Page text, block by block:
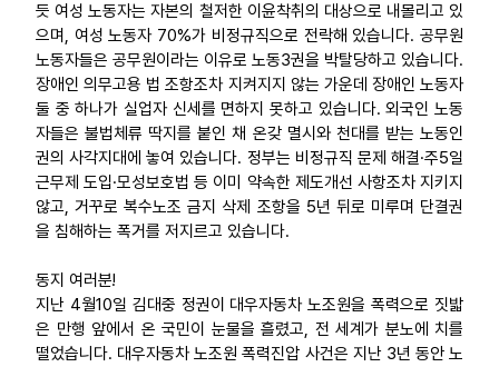
듯 여성 노동자는 자본의 철저한 이윤착취의 대상으로 내몰리고 있
으며, 여성 노동자 70%가 비정규직으로 전락해 있습니다. 공무원
노동자들은 공무원이라는 이유로 노동3권을 박탈당하고 있습니다.
장애인 의무고용 법 조항조차 지켜지지 않는 가운데 장애인 노동자
둘 중 하나가 실업자 신세를 면하지 못하고 있습니다. 외국인 노동
자들은 불법체류 딱지를 붙인 채 온갖 멸시와 천대를 받는 노동인
권의 사각지대에 놓여 있습니다. 정부는 비정규직 문제 해결·주5일
근무제 도입·모성보호법 등 이미 약속한 제도개선 사항조차 지키지
않고, 거꾸로 복수노조 금지 삭제 조항을 5년 뒤로 미루며 단결권
을 침해하는 폭거를 저지르고 있습니다.
동지 여러분!
지난 4월10일 김대중 정권이 대우자동차 노조원을 폭력으로 짓밟
은 만행 앞에서 온 국민이 눈물을 흘렸고, 전 세계가 분노에 치를
떨었습니다. 대우자동차 노조원 폭력진압 사건은 지난 3년 동안 노